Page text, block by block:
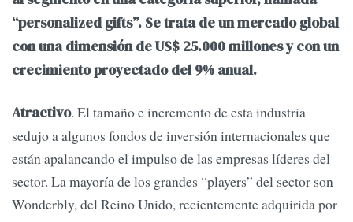
“personalized gifts”. Se trata de un mercado global
con una dimensión de US$ 25.000 millones y con un
crecimiento proyectado del 9% anual.
Atractivo. El tamaño e incremento de esta industria
sedujo a algunos fondos de inversión internacionales que
están apalancando el impulso de las empresas líderes del
sector. La mayoría de los grandes “players” del sector son
Wonderbly, del Reino Unido, recientemente adquirida por